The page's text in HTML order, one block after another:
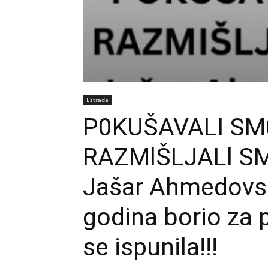
Estrada
P0KUŠAVALI
RAZMlŠLJALl
Jašar
godina borio za
se ispunila!!!